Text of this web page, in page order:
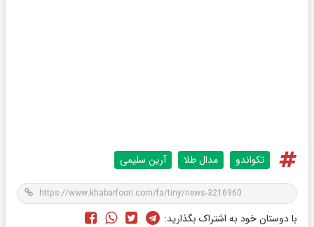
تکواندو مدال طلا آرین سلیمی
با دوستان خود به اشتراک بگذارید: